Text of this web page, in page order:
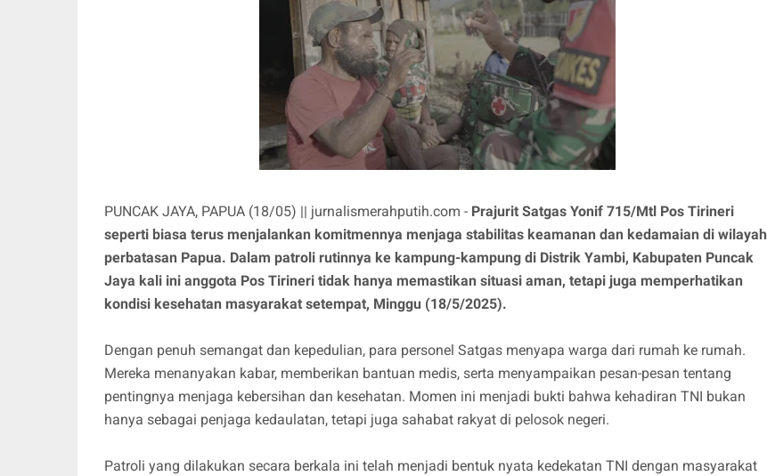
PUNCAK JAYA, PAPUA (18/05) || jurnalismerahputih.com - Prajurit Satgas Yonif 715/Mtl Pos Tirineri
seperti biasa terus menjalankan komitmennya menjaga stabilitas keamanan dan kedamaian di wilayah
perbatasan Papua. Dalam patroli rutinnya ke kampung-kampung di Distrik Yambi, Kabupaten Puncak
Jaya kali ini anggota Pos Tirineri tidak hanya memastikan situasi aman, tetapi juga memperhatikan
kondisi kesehatan masyarakat setempat, Minggu (18/5/2025).
Dengan penuh semangat dan kepedulian, para personel Satgas menyapa warga dari rumah ke rumah.
Mereka menanyakan kabar, memberikan bantuan medis, serta menyampaikan pesan-pesan tentang
pentingnya menjaga kebersihan dan kesehatan. Momen ini menjadi bukti bahwa kehadiran TNI bukan
hanya sebagai penjaga kedaulatan, tetapi juga sahabat rakyat di pelosok negeri.
Patroli yang dilakukan secara berkala ini telah menjadi bentuk nyata kedekatan TNI dengan masyarakat